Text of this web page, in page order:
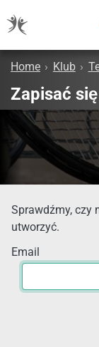
Home › Klub ›
Zapisać się
Sprawdźmy, czy
utworzyć.
Email